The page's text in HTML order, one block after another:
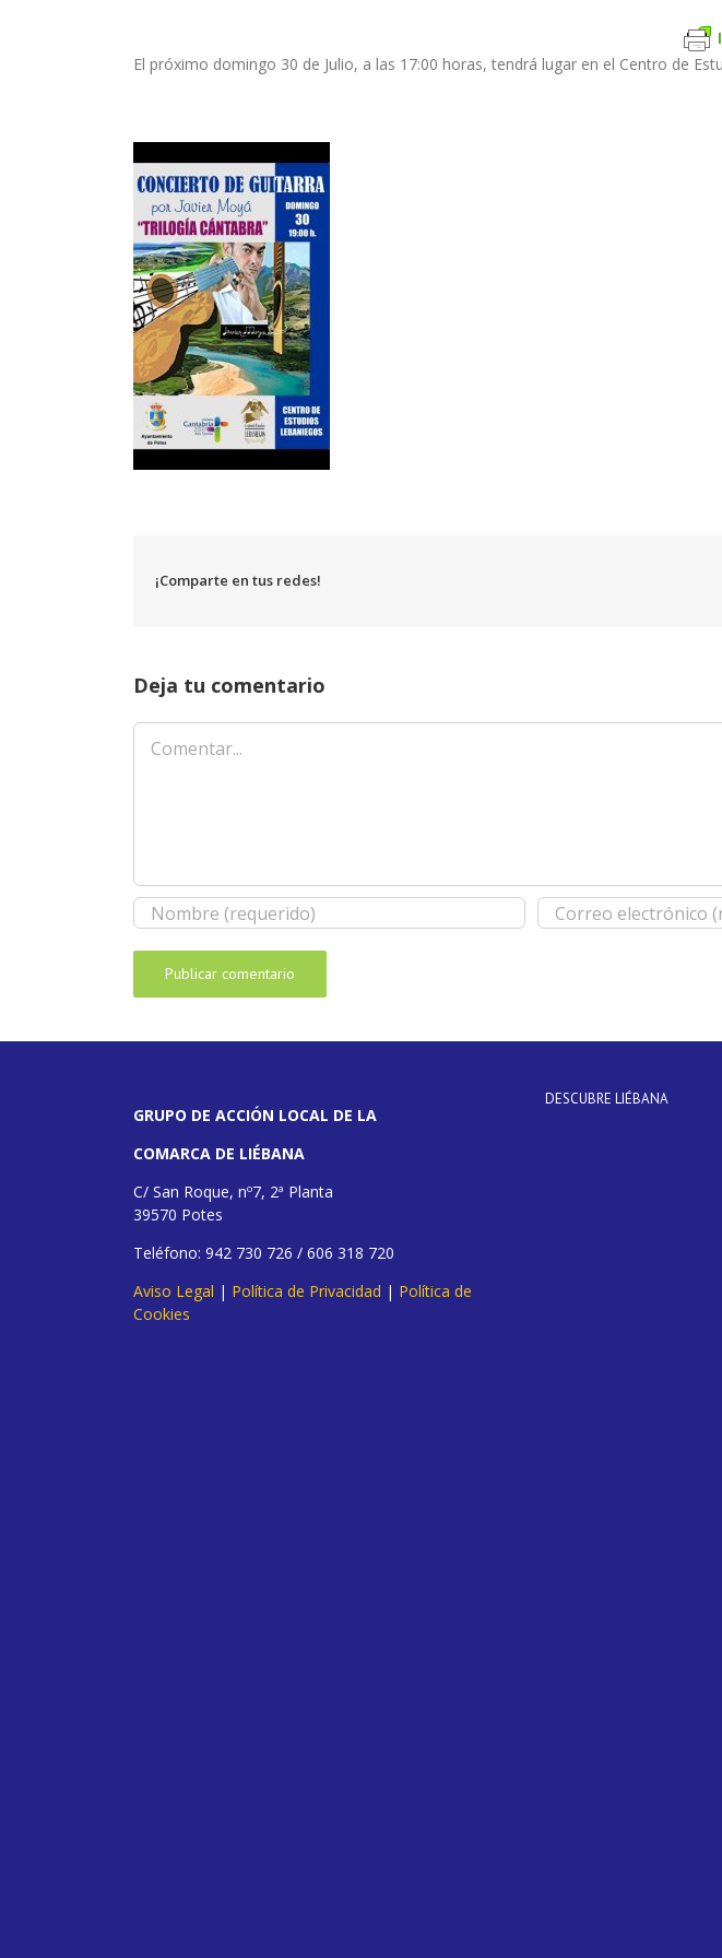
El próximo domingo 30 de Julio, a las 17:00 horas, tendrá lugar en el Centro de
¡Comparte en tus redes!
Deja tu comentario
Comentar
GRUPO DE ACCIÓN LOCAL DE LA
COMARCA DE LIÉBANA
C/ San Roque, nº7, 2ª Planta
39570 Potes
Teléfono: 942 730 726 / 606 318 720
Aviso Legal | Política de Privacidad | Política de
Cookies
DESCUBRE LIÉBANA